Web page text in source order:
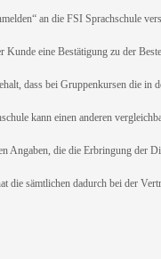
an die FSI Sprachschule
eine Bestätigung zu der
bei Gruppenkursen die in
kann einen anderen
die die Erbringung der
die sämtlichen dadurch bei der